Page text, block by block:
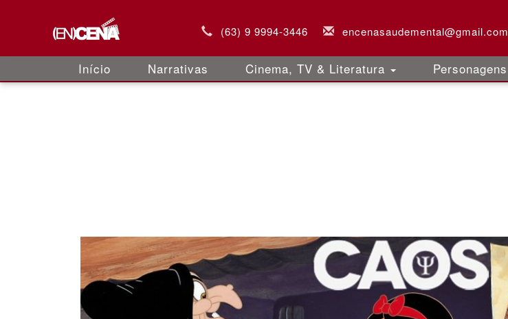
(63) 9 9994-3446 encenasaudemental@gmail.com
Início Narrativas Cinema, TV & Literatura Personagens